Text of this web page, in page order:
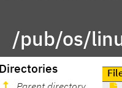
/pub/os/
Directories